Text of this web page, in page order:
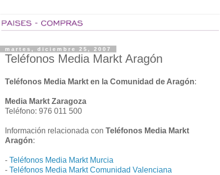
martes, diciembre 25, 2007
Teléfonos Media Markt Aragón
Teléfonos Media Markt en la Comunidad de Aragón:
Media Markt Zaragoza
Teléfono: 976 011 500
Información relacionada con Teléfonos Media Markt
Aragón:
- Teléfonos Media Markt Murcia
- Teléfonos Media Markt Comunidad Valenciana